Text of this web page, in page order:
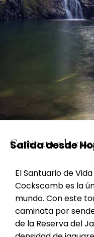
Caminata a la
Salida desde
El Santuario de
Cockscomb es la
mundo. Con este
caminata por
de la Reserva del